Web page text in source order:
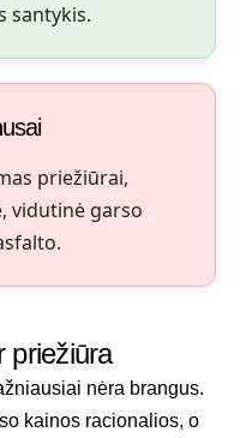
santykis.
priežiūrai,
vidutinė garso
priežiūra
nėra brangus.
kainos racionalios, o